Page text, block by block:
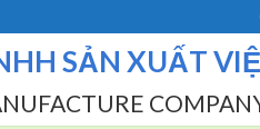
SẢN XUẤT